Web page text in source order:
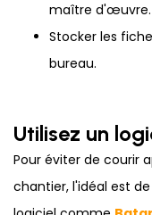
maître d'œuvre.
Stocker les
bureau.
Utilisez un
Pour éviter de courir
chantier, l'idéal est